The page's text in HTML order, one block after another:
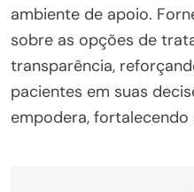
ambiente de apoio.
sobre as opções de
transparência,
pacientes em suas
empodera,